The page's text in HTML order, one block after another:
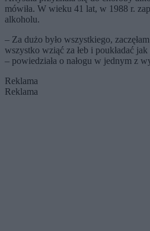
mówiła. W wieku 41 lat, w 1988 r.
alkoholu.
– Za dużo było wszystkiego,
wszystko wziąć za łeb i poukładać
– powiedziała o nałogu w jednym z
Reklama
Reklama